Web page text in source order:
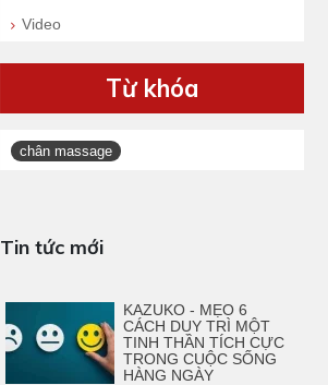
Video
Từ khóa
chân massage
Tin tức mới
KAZUKO - MẸO 6
CÁCH DUY TRÌ MỘT
TINH THẦN TÍCH CỰC
TRONG CUỘC SỐNG
HÀNG NGÀY